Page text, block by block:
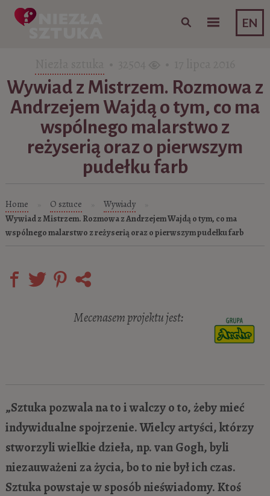
EN
Skip to content
Wywiad z Mistrzem. Rozmowa z
Andrzejem Wajdą o tym, co ma
wspólnego malarstwo z
reżyserią oraz o pierwszym
pudełku farb
Home O sztuce Wywiady
Wywiad z Mistrzem. Rozmowa z Andrzejem Wajdą o tym, co ma
wspólnego malarstwo z reżyserią oraz o pierwszym pudełku farb
Mecenasem projektu jest:
„Sztuka pozwala na to i walczy o to, żeby mieć
indywidualne spojrzenie. Wielcy artyści, którzy
stworzyli wielkie dzieła, np. van Gogh, byli
niezauważeni za życia, bo to nie był ich czas.
Sztuka powstaje w sposób nieświadomy. Ktoś